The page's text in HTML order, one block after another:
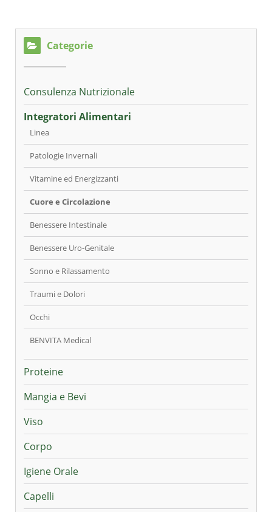
Categorie
Consulenza Nutrizionale
Integratori Alimentari
Linea
Patologie Invernali
Vitamine ed Energizzanti
Cuore e Circolazione
Benessere Intestinale
Benessere Uro-Genitale
Sonno e Rilassamento
Traumi e Dolori
Occhi
BENVITA Medical
Proteine
Mangia e Bevi
Viso
Corpo
Igiene Orale
Capelli